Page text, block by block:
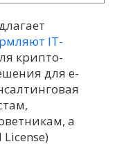
IT-
крипто-
для e-
а